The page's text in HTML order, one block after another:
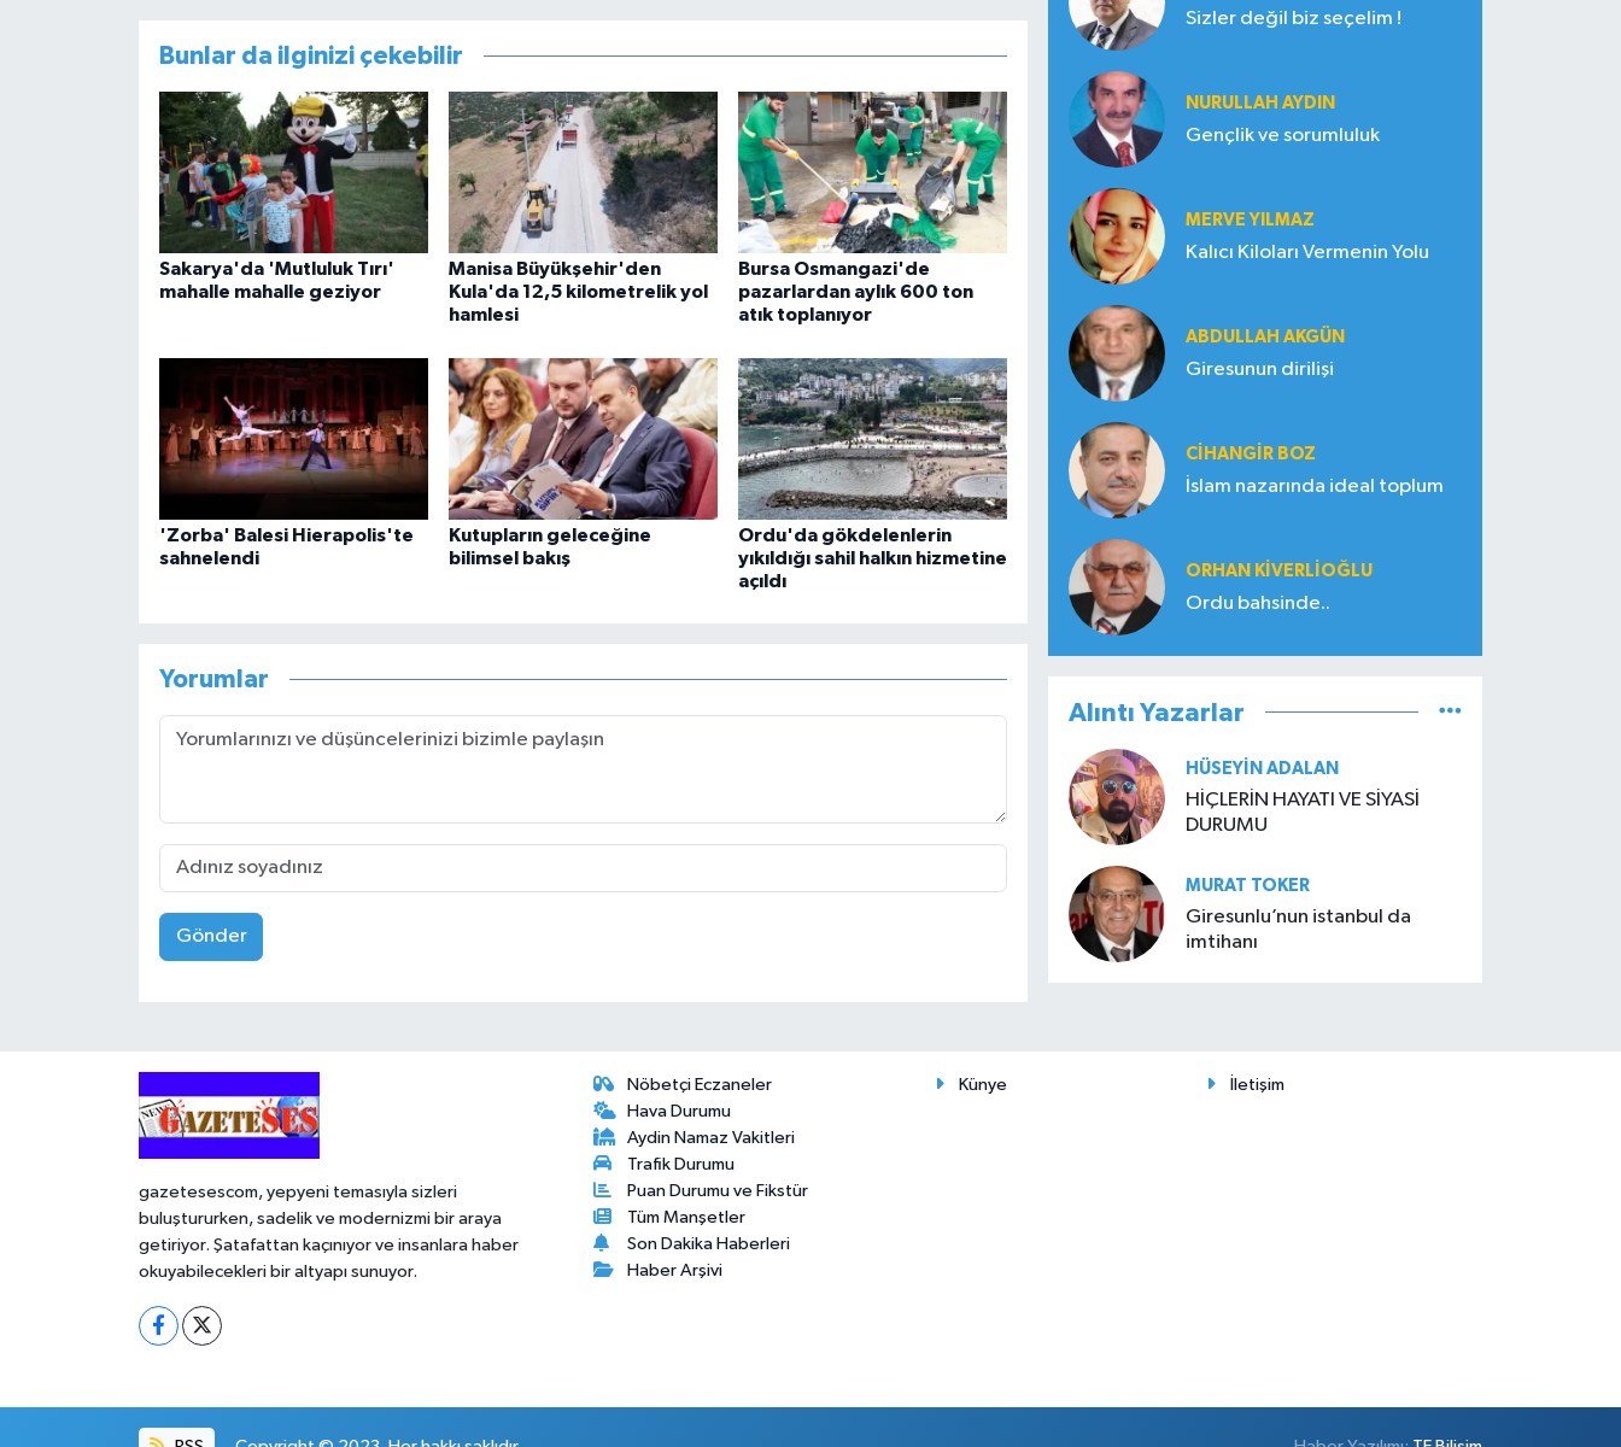
Bunlar da ilginizi çekebilir
Sakarya'da 'Mutluluk Tırı'
mahalle mahalle geziyor
Manisa Büyükşehir'den
Kula'da 12,5 kilometrelik yol
hamlesi
Bursa Osmangazi'de
pazarlardan aylık 600 ton
atık toplanıyor
'Zorba' Balesi Hierapolis'te
sahnelendi
Kutupların geleceğine
bilimsel bakış
Ordu'da gökdelenlerin
yıkıldığı sahil halkın hizmetine
açıldı
Yorumlar
Gönder
Sizler değil biz seçelim !
NURULLAH AYDIN
Gençlik ve sorumluluk
MERVE YILMAZ
Kalıcı Kiloları Vermenin Yolu
ABDULLAH AKGÜN
Giresunun dirilişi
CIHANGIR BOZ
İslam nazarında ideal toplum
ORHAN KIVERLIOĞLU
Ordu bahsinde..
Alıntı Yazarlar
HÜSEYIN ADALAN
HİÇLERİN HAYATI VE SİYASİ
DURUMU
MURAT TOKER
Giresunlu’nun istanbul da
imtihanı
gazetesescom, yepyeni temasıyla sizleri
buluştururken, sadelik ve modernizmi bir araya
getiriyor. Şatafattan kaçınıyor ve insanlara haber
okuyabilecekleri bir altyapı sunuyor.
Nöbetçi Eczaneler
Hava Durumu
Aydin Namaz Vakitleri
Trafik Durumu
Puan Durumu ve Fikstür
Tüm Manşetler
Son Dakika Haberleri
Haber Arşivi
Künye İletişim